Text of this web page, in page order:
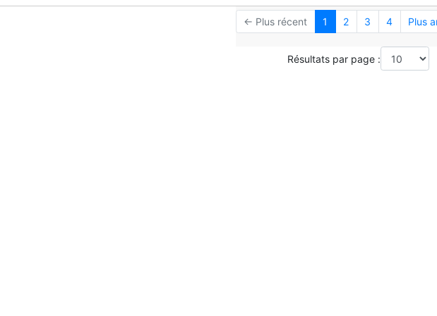
← Plus récent 1 2 3 4 Plus
Résultats par page :